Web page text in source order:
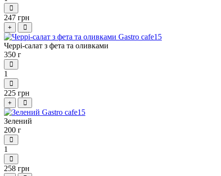
247 грн
+
Черрі-салат з фета та оливками
350 г
1
225 грн
+
Зелений
200 г
1
258 грн